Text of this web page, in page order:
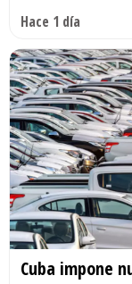
Hace 1 día
Cuba impone